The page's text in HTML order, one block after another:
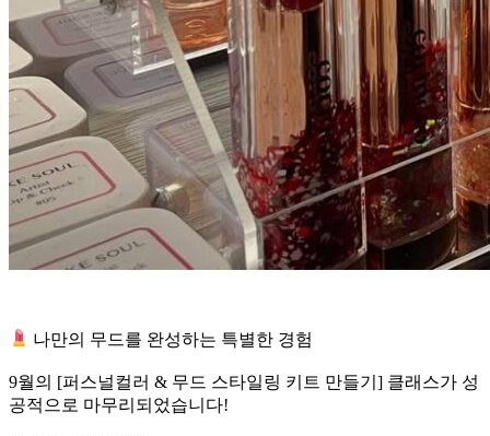
나만의 무드를 완성하는 특별한 경험
9월의 [퍼스널컬러 & 무드 스타일링 키트 만들기] 클래스가 성
공적으로 마무리되었습니다!